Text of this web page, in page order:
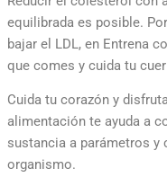
equilibrada es posible.
bajar el LDL, en Entrena
que comes y cuida tu
Cuida tu corazón y
alimentación te ayuda a
sustancia a parámetros y
organismo.